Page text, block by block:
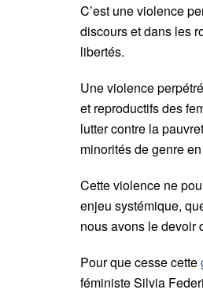
C’est une violence
discours et dans les
libertés.
Une violence
et reproductifs des
lutter contre la
minorités de genre
Cette violence ne
enjeu systémique,
nous avons le devoir
Pour que cesse cette
féministe Silvia